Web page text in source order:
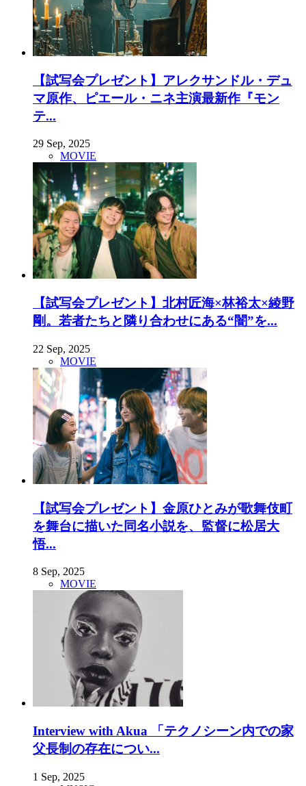
【試写会プレゼント】アレクサンドル・デュ
マ原作、ピエール・ニネ主演最新作『モン
テ...
29 Sep, 2025
MOVIE
【試写会プレゼント】北村匠海×林裕太×綾野
剛。若者たちと隣り合わせにある“闇”を...
22 Sep, 2025
MOVIE
【試写会プレゼント】金原ひとみが歌舞伎町
を舞台に描いた同名小説を、監督に松居大
悟...
8 Sep, 2025
MOVIE
Interview with Akua 「テクノシーン内での家
父長制の存在につい...
1 Sep, 2025